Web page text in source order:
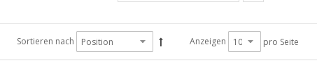
Sortieren nach Anzeigen pro Seite